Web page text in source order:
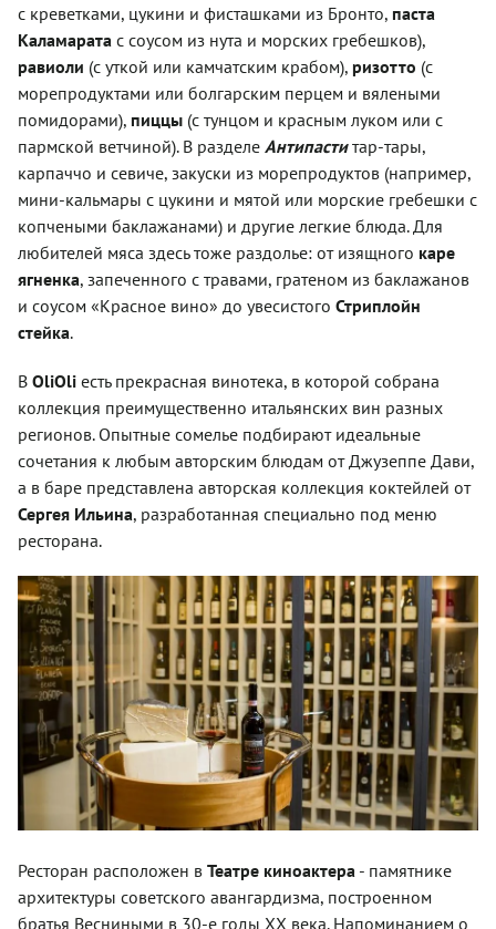
с креветками, цукини и фисташками из Бронто, паста
Каламарата с соусом из нута и морских гребешков),
равиоли (с уткой или камчатским крабом), ризотто (с
морепродуктами или болгарским перцем и вялеными
помидорами), пиццы (с тунцом и красным луком или с
пармской ветчиной). В разделе Антипаститар-тары,
карпаччо и севиче, закуски из морепродуктов (например,
мини-кальмары с цукини и мятой или морские гребешки с
копчеными баклажанами) и другие легкие блюда. Для
любителей мяса здесь тоже раздолье: от изящного каре
ягненка, запеченного с травами, гратеном из баклажанов
и соусом «Красное вино» до увесистого Стриплойн
стейка.
В OliOli есть прекрасная винотека, в которой собрана
коллекция преимущественно итальянских вин разных
регионов. Опытные сомелье подбирают идеальные
сочетания к любым авторским блюдам от Джузеппе Дави,
а в баре представлена авторская коллекция коктейлей от
Сергея Ильина, разработанная специально под меню
ресторана.
Ресторан расположен в Театре киноактера - памятнике
архитектуры советского авангардизма, построенном
братья Весниными в 30-е годы ХХ века. Напоминанием о